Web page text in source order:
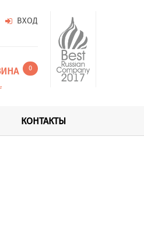
ВХОД
0
КОНТАКТЫ